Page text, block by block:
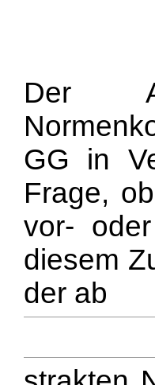
Der
GG in
Frage,
vor-
diesem
der ab